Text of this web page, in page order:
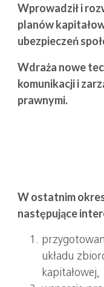
Wprowadził i
planów
ubezpieczeń
Wdraża nowe
komunikacji i
prawnymi.
W ostatnim
następujące
układu
kapitałowej,